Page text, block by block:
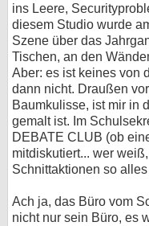
ins Leere,
diesem Studio wurde
Szene über das
Tischen, an den
Aber: es ist keines von
dann nicht. Draußen
Baumkulisse, ist mir in
gemalt ist. Im
DEBATE CLUB (ob
mitdiskutiert... wer
Schnittaktionen so
Ach ja, das Büro vom
nicht nur sein Büro, es